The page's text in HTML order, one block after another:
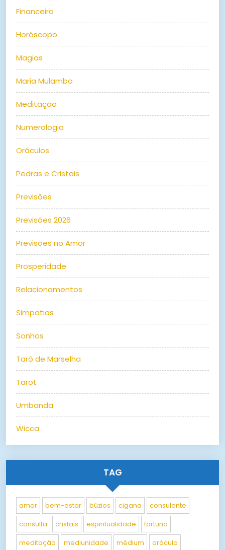
Financeiro
Horóscopo
Magias
Maria Mulambo
Meditação
Numerologia
Oráculos
Pedras e Cristais
Previsões
Previsões 2026
Previsões no Amor
Prosperidade
Relacionamentos
Simpatias
Sonhos
Tarô de Marselha
Tarot
Umbanda
Wicca
TAG
amor bem-estar búzios cigana consulente
consulta cristais espiritualidade fortuna
meditação mediunidade médium oráculo